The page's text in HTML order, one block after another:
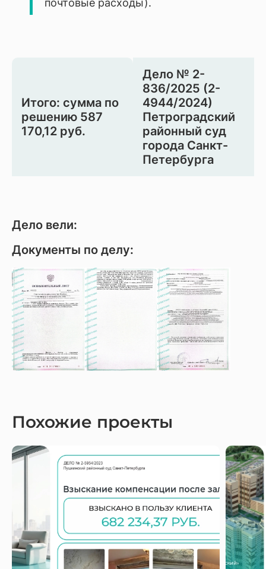
почтовые расходы).
Итого: сумма по
решению 587
170,12 руб.
Дело № 2-
836/2025 (2-
4944/2024)
Петроградский
районный суд
города Санкт-
Петербурга
Дело вели:
Документы по делу:
Похожие проекты